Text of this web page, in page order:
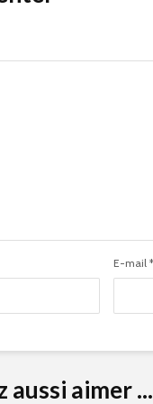
E-mail *
aussi aimer ...